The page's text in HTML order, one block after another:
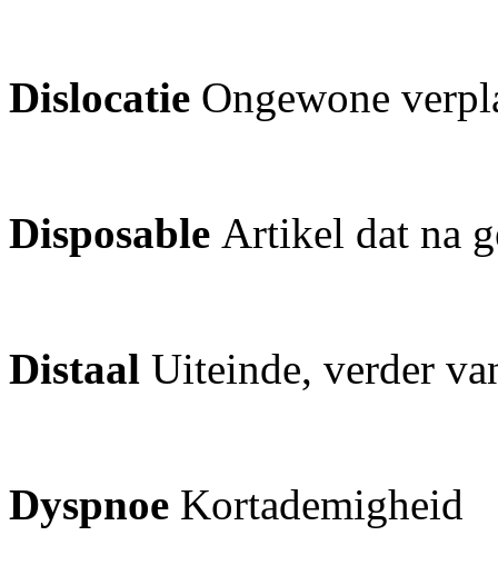
Dislocatie Ongewone
Disposable Artikel dat na
Distaal Uiteinde, verder
Dyspnoe Kortademigheid